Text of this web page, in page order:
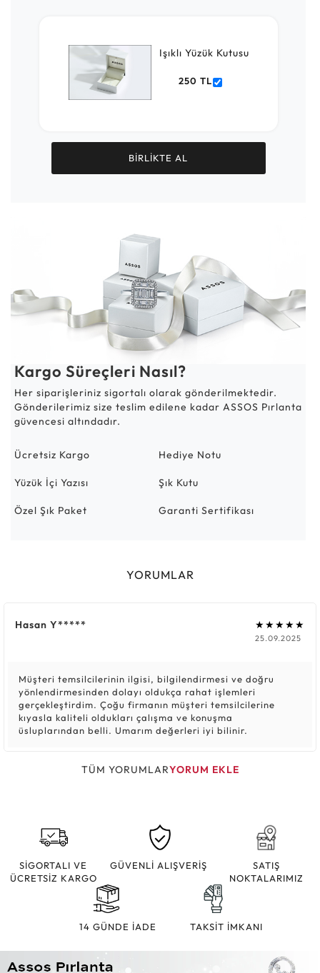
Işıklı Yüzük Kutusu
250 TL
BİRLİKTE AL
Kargo Süreçleri Nasıl?
Her siparişleriniz sigortalı olarak gönderilmektedir.
Gönderilerimiz size teslim edilene kadar ASSOS Pırlanta
güvencesi altındadır.
Ücretsiz Kargo Hediye Notu
Yüzük İçi Yazısı Şık Kutu
Özel Şık Paket Garanti Sertifikası
YORUMLAR
Hasan Y***** ★★★★★
25.09.2025
Müşteri temsilcilerinin ilgisi, bilgilendirmesi ve doğru
yönlendirmesinden dolayı oldukça rahat işlemleri
gerçekleştirdim. Çoğu firmanın müşteri temsilcilerine
kıyasla kaliteli oldukları çalışma ve konuşma
üsluplarından belli. Umarım değerleri iyi bilinir.
TÜM YORUMLARYORUM EKLE
SİGORTALI VE
ÜCRETSİZ KARGO
GÜVENLİ ALIŞVERİŞ
SATIŞ
NOKTALARIMIZ
14 GÜNDE İADE TAKSİT İMKANI